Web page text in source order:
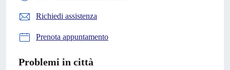
Richiedi assistenza
Prenota appuntamento
Problemi in città